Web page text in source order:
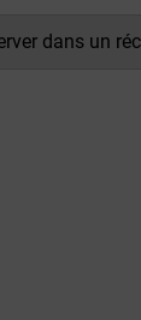
dans un